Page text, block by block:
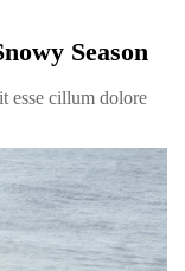
Season
esse cillum dolore